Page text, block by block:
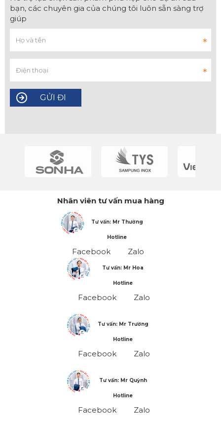
bạn, các chuyên gia của chúng tôi luôn sẵn sàng trợ
giúp
Nhân viên tư vấn mua hàng
Tư vấn: Mr Thường
Hotline
Facebook Zalo
Tư vấn: Mr Hoa
Hotline
Facebook Zalo
Tư vấn: Mr Trường
Hotline
Facebook Zalo
Tư vấn: Mr Quỳnh
Hotline
Facebook Zalo